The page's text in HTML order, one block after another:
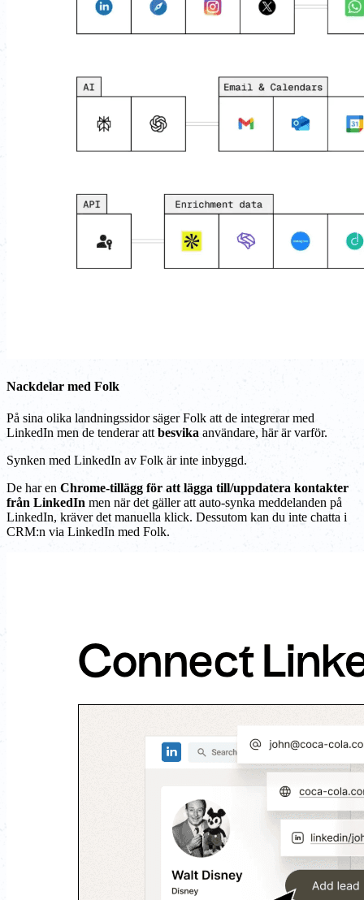
Nackdelar med Folk
På sina olika landningssidor säger Folk att de integrerar med
LinkedIn men de tenderar att besvika användare, här är varför.
Synken med LinkedIn av Folk är inte inbyggd.
De har en Chrome-tillägg för att lägga till/uppdatera kontakter
från LinkedIn men när det gäller att auto-synka meddelanden på
LinkedIn, kräver det manuella klick. Dessutom kan du inte chatta i
CRM:n via LinkedIn med Folk.